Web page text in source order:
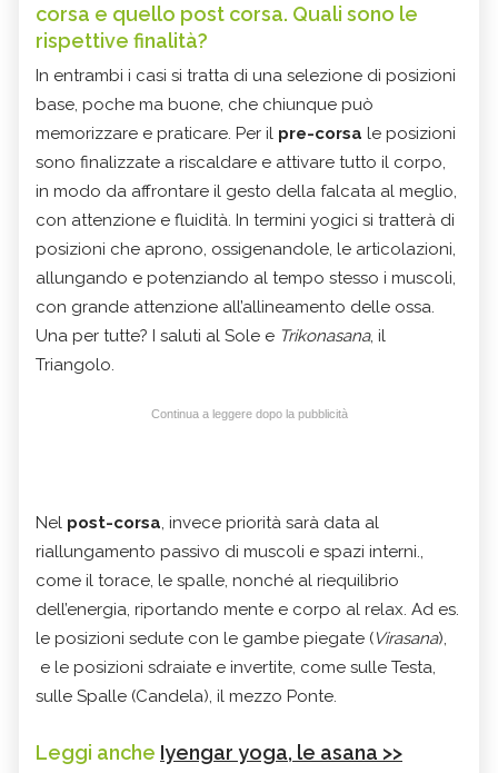
corsa e quello post corsa. Quali sono le
rispettive finalità?
In entrambi i casi si tratta di una selezione di posizioni
base, poche ma buone, che chiunque può
memorizzare e praticare. Per il pre-corsa le posizioni
sono finalizzate a riscaldare e attivare tutto il corpo,
in modo da affrontare il gesto della falcata al meglio,
con attenzione e fluidità. In termini yogici si tratterà di
posizioni che aprono, ossigenandole, le articolazioni,
allungando e potenziando al tempo stesso i muscoli,
con grande attenzione all’allineamento delle ossa.
Una per tutte? I saluti al Sole e Trikonasana, il
Triangolo.
Continua a leggere dopo la pubblicità
Nel post-corsa, invece priorità sarà data al
riallungamento passivo di muscoli e spazi interni.,
come il torace, le spalle, nonché al riequilibrio
dell’energia, riportando mente e corpo al relax. Ad es.
le posizioni sedute con le gambe piegate (Virasana),
e le posizioni sdraiate e invertite, come sulle Testa,
sulle Spalle (Candela), il mezzo Ponte.
Leggi anche Iyengar yoga, le asana >>